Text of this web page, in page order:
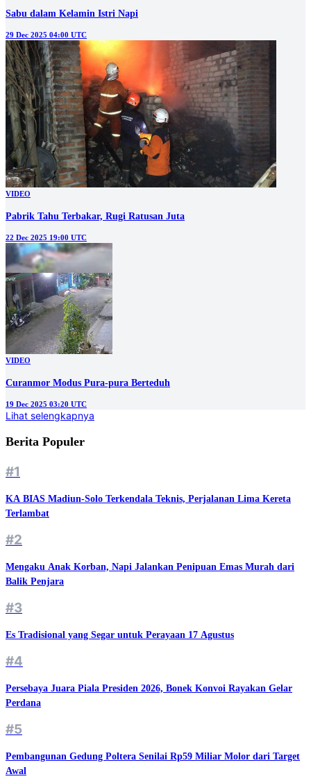
Sabu dalam Kelamin Istri Napi
29 Dec 2025 04:00 UTC
VIDEO
Pabrik Tahu Terbakar, Rugi Ratusan Juta
22 Dec 2025 19:00 UTC
VIDEO
Curanmor Modus Pura-pura Berteduh
19 Dec 2025 03:20 UTC
Lihat selengkapnya
Berita Populer
#1
KA BIAS Madiun-Solo Terkendala Teknis, Perjalanan Lima Kereta
Terlambat
#2
Mengaku Anak Korban, Napi Jalankan Penipuan Emas Murah dari
Balik Penjara
#3
Es Tradisional yang Segar untuk Perayaan 17 Agustus
#4
Persebaya Juara Piala Presiden 2026, Bonek Konvoi Rayakan Gelar
Perdana
#5
Pembangunan Gedung Poltera Senilai Rp59 Miliar Molor dari Target
Awal